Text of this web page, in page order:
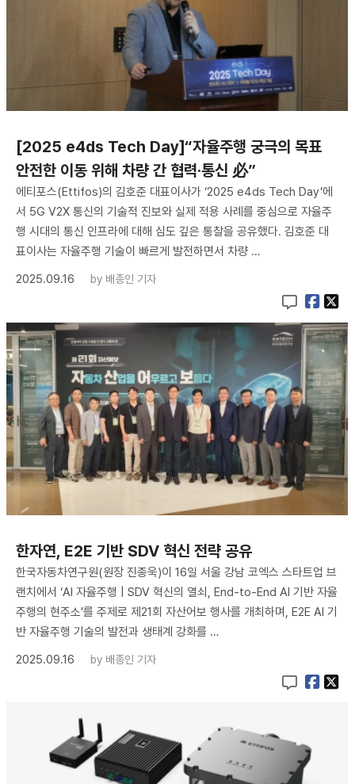
[2025 e4ds Tech Day]“자율주행 궁극의 목표
안전한 이동 위해 차량 간 협력·통신 必”
에티포스(Ettifos)의 김호준 대표이사가 ‘2025 e4ds Tech Day’에
서 5G V2X 통신의 기술적 진보와 실제 적용 사례를 중심으로 자율주
행 시대의 통신 인프라에 대해 심도 깊은 통찰을 공유했다. 김호준 대
표이사는 자율주행 기술이 빠르게 발전하면서 차량 …
2025.09.16
by 배종인 기자
한자연, E2E 기반 SDV 혁신 전략 공유
한국자동차연구원(원장 진종욱)이 16일 서울 강남 코엑스 스타트업 브
랜치에서 ‘AI 자율주행 | SDV 혁신의 열쇠, End-to-End AI 기반 자율
주행의 현주소’를 주제로 제21회 자산어보 행사를 개최하며, E2E AI 기
반 자율주행 기술의 발전과 생태계 강화를 …
2025.09.16
by 배종인 기자